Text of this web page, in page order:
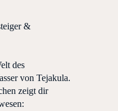
&
des
von Tejakula.
zeigt dir